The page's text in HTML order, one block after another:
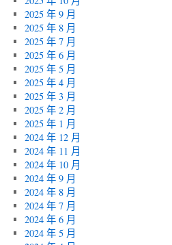
2025 年 9 月
2025 年 8 月
2025 年 7 月
2025 年 6 月
2025 年 5 月
2025 年 4 月
2025 年 3 月
2025 年 2 月
2025 年 1 月
2024 年 12 月
2024 年 11 月
2024 年 10 月
2024 年 9 月
2024 年 8 月
2024 年 7 月
2024 年 6 月
2024 年 5 月